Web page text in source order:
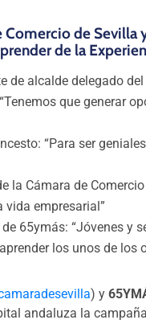
Comercio de Sevilla
de la
de alcalde delegado
que generar
“Para ser
la Cámara de
vida empresarial”
65ymás: “Jóvenes y
los unos de los
) y
andaluza la